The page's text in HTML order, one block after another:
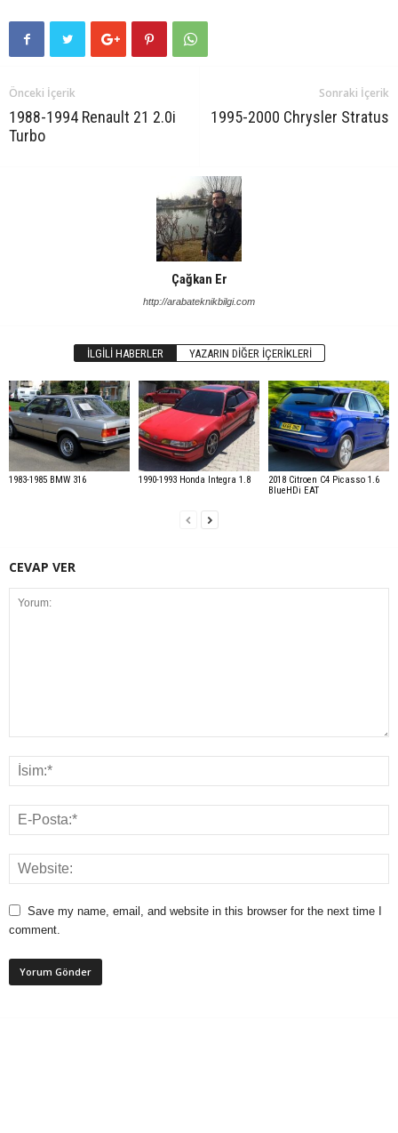
Önceki İçerik
1988-1994 Renault 21 2.0i
Turbo
Sonraki İçerik
1995-2000 Chrysler Stratus
Çağkan Er
http://arabateknikbilgi.com
İLGILI HABERLER YAZARIN DIĞER İÇERIKLERI
1983-1985 BMW 316 1990-1993 Honda Integra 1.8
2018 Citroen C4 Picasso 1.6
BlueHDi EAT
CEVAP VER
Save my name, email, and website in this browser for the next time I
comment.